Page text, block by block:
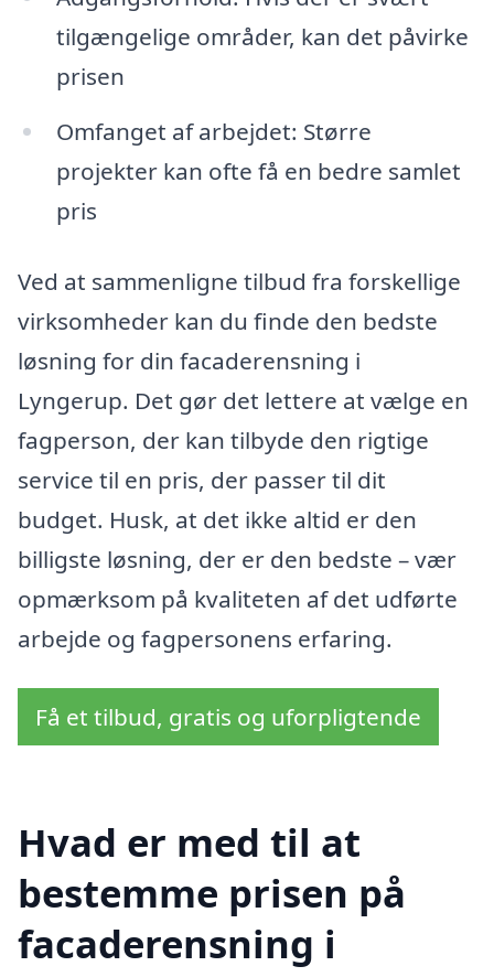
tilgængelige områder, kan det påvirke
prisen
Omfanget af arbejdet: Større
projekter kan ofte få en bedre samlet
pris
Ved at sammenligne tilbud fra forskellige
virksomheder kan du finde den bedste
løsning for din facaderensning i
Lyngerup. Det gør det lettere at vælge en
fagperson, der kan tilbyde den rigtige
service til en pris, der passer til dit
budget. Husk, at det ikke altid er den
billigste løsning, der er den bedste – vær
opmærksom på kvaliteten af det udførte
arbejde og fagpersonens erfaring.
Få et tilbud, gratis og uforpligtende
Hvad er med til at
bestemme prisen på
facaderensning i